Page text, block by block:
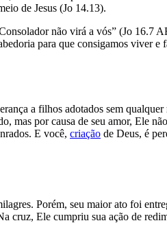
de Jesus (Jo 14.13).
não virá a vós” (Jo 16.7
para que consigamos viver e
a filhos adotados sem
mas por causa de seu amor, Ele
E você, criação de Deus, é
Porém, seu maior ato foi
cruz, Ele cumpriu sua ação de